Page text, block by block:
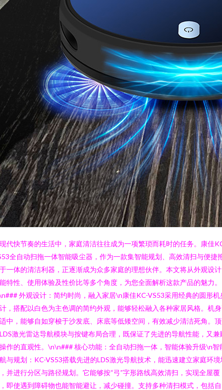
代快节奏的生活中，家庭清洁往往成为一项繁琐而耗时的任务。康佳
全自动扫拖一体智能吸尘器，作为一款集智能规划、高效清扫与便捷
一体的清洁利器，正逐渐成为众多家庭的理想伙伴。本文将从外观设
特性、使用体验及性价比等多个角度，为您全面解析这款产品的魅力。
外观设计：简约时尚，融入家居\n康佳KC-VS53采用经典的圆形机
，搭配以白色为主色调的简约外观，能够轻松融入各种家居风格。机
中，能够自如穿梭于沙发底、床底等低矮空间，有效减少清洁死角。
激光雷达导航模块与按键布局合理，既保证了先进的导航性能，又兼
作的直观性。\n\n### 核心功能：全自动扫拖一体，智能体验升级\n智
与规划：KC-VS53搭载先进的LDS激光导航技术，能迅速建立家庭环境
并进行分区与路径规划。它能够按“弓”字形路线高效清扫，实现全屋覆
即使遇到障碍物也能智能避让，减少碰撞。支持多种清扫模式，包括自